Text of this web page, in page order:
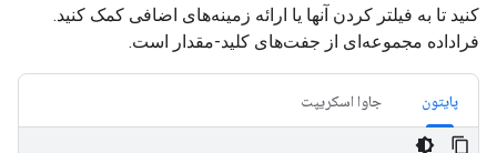
کنید تا به فیلتر کردن آنها یا ارائه زمینه‌های اضافی کمک کنید.
فراداده مجموعه‌ای از جفت‌های کلید-مقدار است.
پایتون جاوا اسکریپت